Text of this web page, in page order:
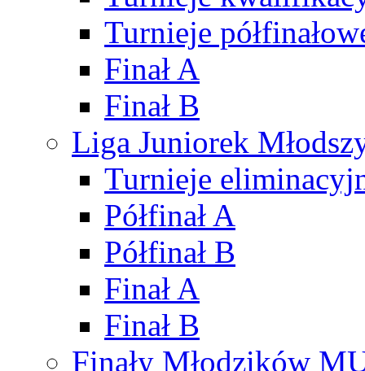
Turnieje
Finał A
Finał B
Liga Juniorek
Turnieje
Półfinał A
Półfinał B
Finał A
Finał B
Finały Młodzików